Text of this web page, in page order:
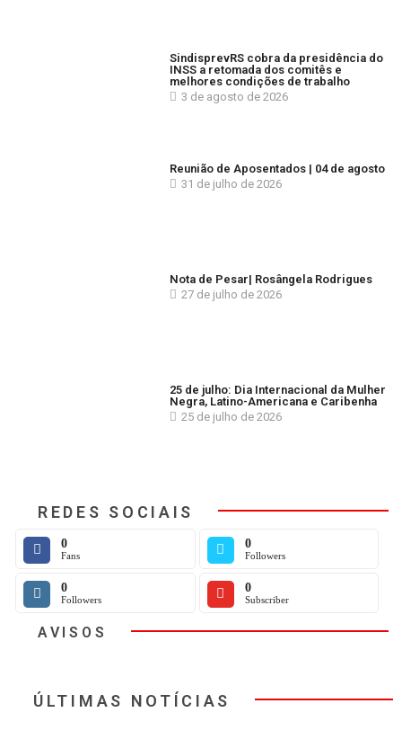
SindisprevRS cobra da presidência do
INSS a retomada dos comitês e
melhores condições de trabalho
3 de agosto de 2026
Reunião de Aposentados | 04 de agosto
31 de julho de 2026
Nota de Pesar| Rosângela Rodrigues
27 de julho de 2026
25 de julho: Dia Internacional da Mulher
Negra, Latino-Americana e Caribenha
25 de julho de 2026
REDES SOCIAIS
0
Fans
0
Followers
0
Followers
0
Subscriber
AVISOS
ÚLTIMAS NOTÍCIAS